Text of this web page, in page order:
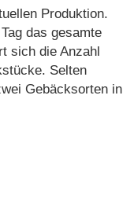
Produktion.
das gesamte
sich die Anzahl
Selten
Gebäcksorten in